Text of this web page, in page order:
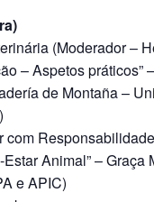
(Moderador –
– Aspetos práticos”
de Montaña –
com
Animal” – Graça
e APIC)